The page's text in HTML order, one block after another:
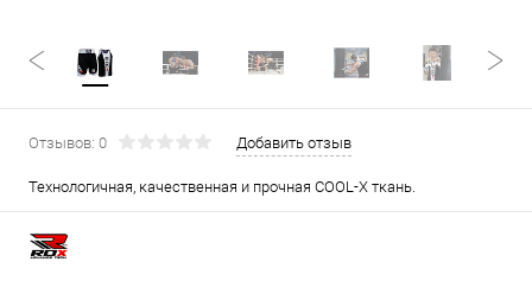
Отзывов: 0 Добавить отзыв
Технологичная, качественная и прочная COOL-X ткань.